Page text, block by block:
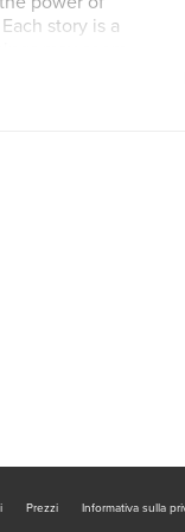
story is a
Prezzi Informativa sulla